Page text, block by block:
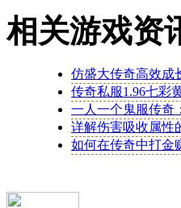
相关游戏资
仿盛大传奇高效成
传奇私服1.96七彩
一人一个鬼服传奇
详解伤害吸收属性
如何在传奇中打金